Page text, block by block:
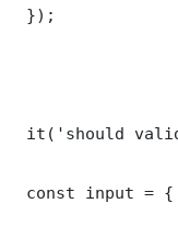
});
it('should
const input = {